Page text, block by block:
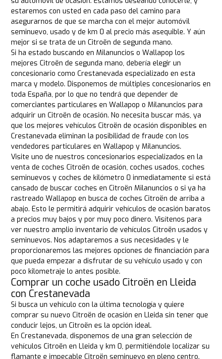
estaremos con usted en cada paso del camino para
asegurarnos de que se marcha con el mejor automóvil
seminuevo, usado y de km 0 al precio más asequible. Y aún
mejor si se trata de un Citroën de segunda mano.
Si ha estado buscando en Milanuncios o Wallapop los
mejores Citroën de segunda mano, debería elegir un
concesionario como Crestanevada especializado en esta
marca y modelo. Disponemos de múltiples concesionarios en
toda España, por lo que no tendrá que depender de
comerciantes particulares en Wallapop o Milanuncios para
adquirir un Citroën de ocasión. No necesita buscar más, ya
que los mejores vehículos Citroën de ocasión disponibles en
Crestanevada eliminan la posibilidad de fraude con los
vendedores particulares en Wallapop y Milanuncios.
Visite uno de nuestros concesionarios especializados en la
venta de coches Citroën de ocasión, coches usados, coches
seminuevos y coches de kilómetro 0 inmediatamente si está
cansado de buscar coches en Citroën Milanuncios o si ya ha
rastreado Wallapop en busca de coches Citroën de arriba a
abajo. Esto le permitirá adquirir vehículos de ocasión baratos
a precios muy bajos y por muy poco dinero. Visítenos para
ver nuestro amplio inventario de vehículos Citroën usados y
seminuevos. Nos adaptaremos a sus necesidades y le
proporcionaremos las mejores opciones de financiación para
que pueda empezar a disfrutar de su vehículo usado y con
poco kilometraje lo antes posible.
Comprar un coche usado Citroën en Lleida
con Crestanevada
Si busca un vehículo con la última tecnología y quiere
comprar su nuevo Citroën de ocasión en Lleida sin tener que
conducir lejos, un Citroën es la opción ideal.
En Crestanevada, disponemos de una gran selección de
vehículos Citroën en Lleida y km 0, permitiéndole localizar su
flamante e impecable Citroën seminuevo en pleno centro.